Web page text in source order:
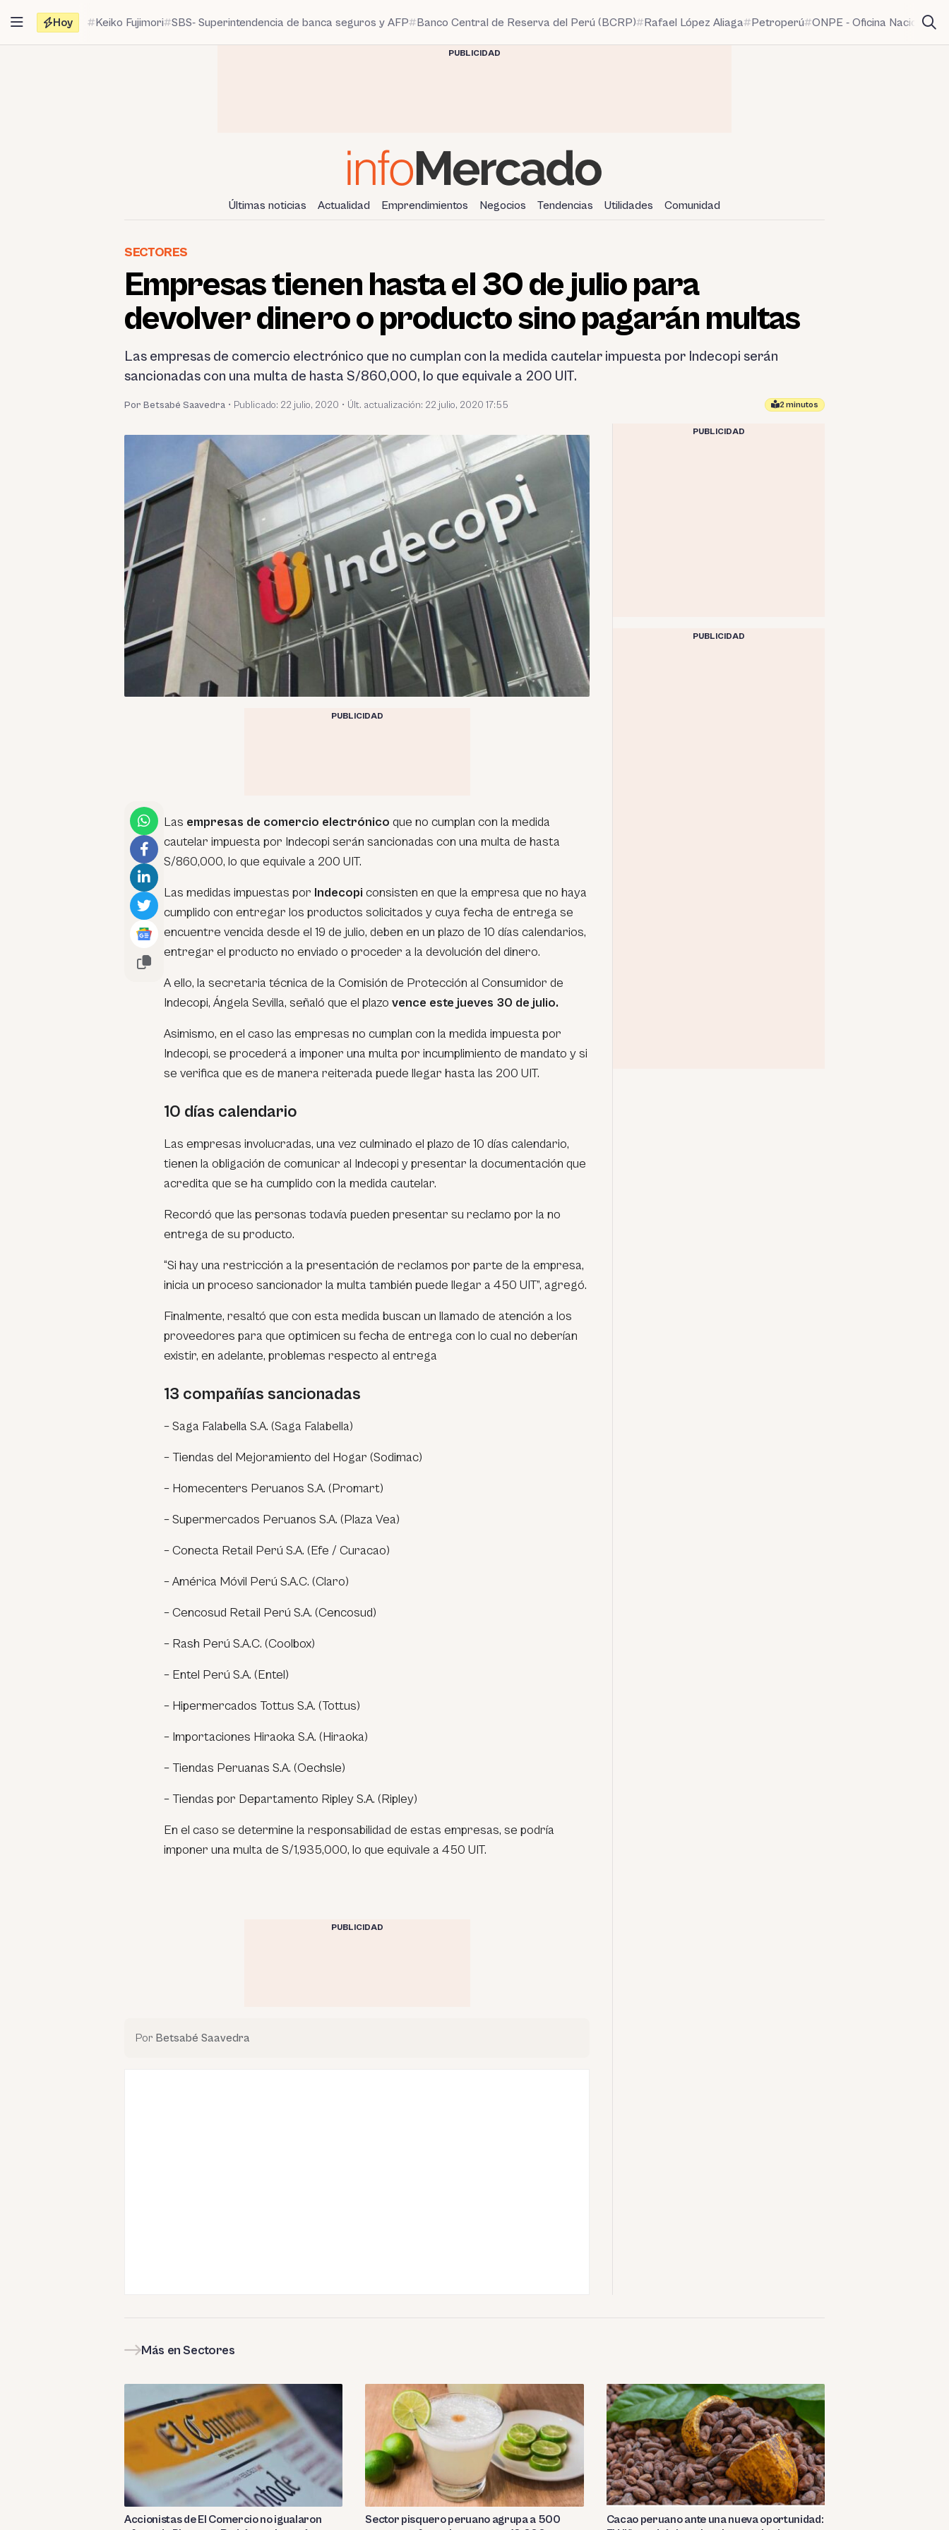
contenido
Hoy Keiko Fujimori SBS- Superintendencia de banca seguros y AFP Banco Central de Reserva del Perú (BCRP) Rafael López Aliaga Petroperú ONPE - Oficina Nacional
PUBLICIDAD
Últimas noticias Actualidad Emprendimientos Negocios Tendencias Utilidades Comunidad
SECTORES
Empresas tienen hasta el 30 de julio para
devolver dinero o producto sino pagarán multas
Las empresas de comercio electrónico que no cumplan con la medida cautelar impuesta por Indecopi serán
sancionadas con una multa de hasta S/860,000, lo que equivale a 200 UIT.
Por Betsabé Saavedra • Publicado: 22 julio, 2020 • Últ. actualización: 22 julio, 2020 17:55 2 minutos
PUBLICIDAD
Las empresas de comercio electrónico que no cumplan con la medida
cautelar impuesta por Indecopi serán sancionadas con una multa de hasta
S/860,000, lo que equivale a 200 UIT.
Las medidas impuestas por Indecopi consisten en que la empresa que no haya
cumplido con entregar los productos solicitados y cuya fecha de entrega se
encuentre vencida desde el 19 de julio, deben en un plazo de 10 días calendarios,
entregar el producto no enviado o proceder a la devolución del dinero.
A ello, la secretaria técnica de la Comisión de Protección al Consumidor de
Indecopi, Ángela Sevilla, señaló que el plazo vence este jueves 30 de julio.
Asimismo, en el caso las empresas no cumplan con la medida impuesta por
Indecopi, se procederá a imponer una multa por incumplimiento de mandato y si
se verifica que es de manera reiterada puede llegar hasta las 200 UIT.
10 días calendario
Las empresas involucradas, una vez culminado el plazo de 10 días calendario,
tienen la obligación de comunicar al Indecopi y presentar la documentación que
acredita que se ha cumplido con la medida cautelar.
Recordó que las personas todavía pueden presentar su reclamo por la no
entrega de su producto.
“Si hay una restricción a la presentación de reclamos por parte de la empresa,
inicia un proceso sancionador la multa también puede llegar a 450 UIT”, agregó.
Finalmente, resaltó que con esta medida buscan un llamado de atención a los
proveedores para que optimicen su fecha de entrega con lo cual no deberían
existir, en adelante, problemas respecto al entrega
13 compañías sancionadas
– Saga Falabella S.A. (Saga Falabella)
– Tiendas del Mejoramiento del Hogar (Sodimac)
– Homecenters Peruanos S.A. (Promart)
– Supermercados Peruanos S.A. (Plaza Vea)
– Conecta Retail Perú S.A. (Efe / Curacao)
– América Móvil Perú S.A.C. (Claro)
– Cencosud Retail Perú S.A. (Cencosud)
– Rash Perú S.A.C. (Coolbox)
– Entel Perú S.A. (Entel)
– Hipermercados Tottus S.A. (Tottus)
– Importaciones Hiraoka S.A. (Hiraoka)
– Tiendas Peruanas S.A. (Oechsle)
– Tiendas por Departamento Ripley S.A. (Ripley)
En el caso se determine la responsabilidad de estas empresas, se podría
imponer una multa de S/1,935,000, lo que equivale a 450 UIT.
PUBLICIDAD
Por Betsabé Saavedra
PUBLICIDAD
PUBLICIDAD
Más en Sectores
Accionistas de El Comercio no igualaron
Sector pisquero peruano agrupa a 500
Cacao peruano ante una nueva oportunidad: